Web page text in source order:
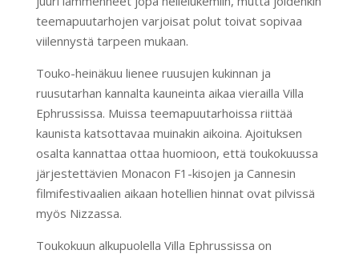
teemapuutarhojen varjoisat polut toivat sopivaa
viilennystä tarpeen mukaan.
Touko-heinäkuu lienee ruusujen kukinnan ja
ruusutarhan kannalta kauneinta aikaa vierailla Villa
Ephrussissa. Muissa teemapuutarhoissa riittää
kaunista katsottavaa muinakin aikoina. Ajoituksen
osalta kannattaa ottaa huomioon, että toukokuussa
järjestettävien Monacon F1-kisojen ja Cannesin
filmifestivaalien aikaan hotellien hinnat ovat pilvissä
myös Nizzassa.
Toukokuun alkupuolella Villa Ephrussissa on